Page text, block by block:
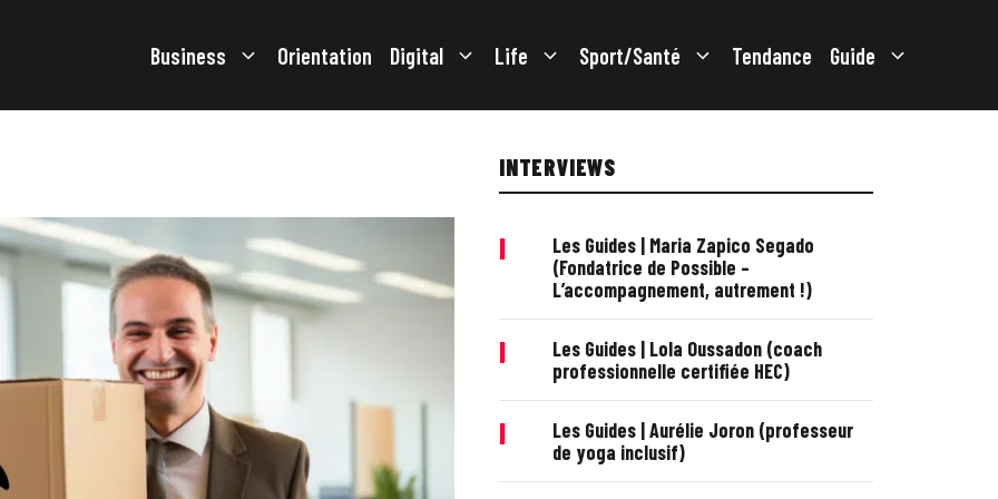
Business Orientation Digital Life Sport/Santé Tendance Guide
INTERVIEWS
|
Les Guides | Maria Zapico Segado
(Fondatrice de Possible –
L’accompagnement, autrement !)
|
Les Guides | Lola Oussadon (coach
professionnelle certifiée HEC)
|
Les Guides | Aurélie Joron (professeur
de yoga inclusif)